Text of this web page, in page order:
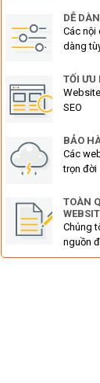
DỄ
Các nội
dàng
TỐI ƯU
SEO
BẢO
Các
trọn đời
TOÀN
Chúng
nguồn